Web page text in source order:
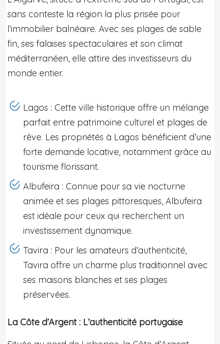
sans conteste la région la plus prisée pour
l’immobilier balnéaire. Avec ses plages de sable
fin, ses falaises spectaculaires et son climat
méditerranéen, elle attire des investisseurs du
monde entier.
Lagos : Cette ville historique offre un mélange
parfait entre patrimoine culturel et plages de
rêve. Les propriétés à Lagos bénéficient d’une
forte demande locative, notamment grâce au
tourisme florissant.
Albufeira : Connue pour sa vie nocturne
animée et ses plages pittoresques, Albufeira
est idéale pour ceux qui recherchent un
investissement dynamique.
Tavira : Pour les amateurs d’authenticité,
Tavira offre un charme plus traditionnel avec
ses maisons blanches et ses plages
préservées.
La Côte d’Argent : L’authenticité portugaise